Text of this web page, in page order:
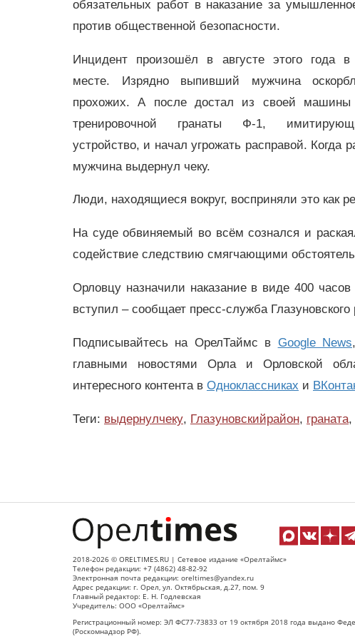
обязательных работ в наказание за
против общественной безопасности.
Инцидент произошёл в августе этого года в
месте. Изрядно выпивший мужчина
прохожих. А после достал из своей машины
тренировочной гранаты Ф-1,
устройство, и начал угрожать расправой. Когда
мужчина выдернул чеку.
Люди, находящиеся вокруг, восприняли это как
На суде обвиняемый во всём сознался и
содействие следствию смягчающими
Орловцу назначили наказание в виде 400
вступил – сообщает пресс-служба Глазуновского
Подписывайтесь на ОрелТаймс в Google News,
главными новостями Орла и Орловской
интересного контента в Одноклассниках и
Теги: выдернулчеку, Глазуновскийрайон, граната,
2018-2026 © ORELTIMES.RU | Сетевое издание «Орелтаймс»
Телефон редакции: +7 (4862) 48-82-92
Электронная почта редакции: oreltimes@yandex.ru
Адрес редакции: г. Орел, ул. Октябрьская, д.27, пом. 9
Главный редактор: Е. Н. Годлевская
Учредитель: ООО «Орелтаймс»
Регистрационный номер: ЭЛ ФС77-73833 от 19 октября 2018 года выдано
(Роскомнадзор РФ).